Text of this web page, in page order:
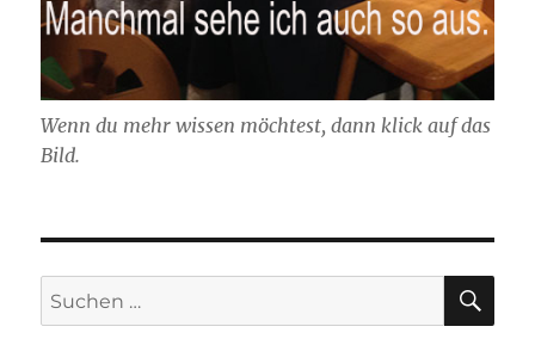
Wenn du mehr wissen möchtest, dann klick auf das
Bild.
Suchen
nach: